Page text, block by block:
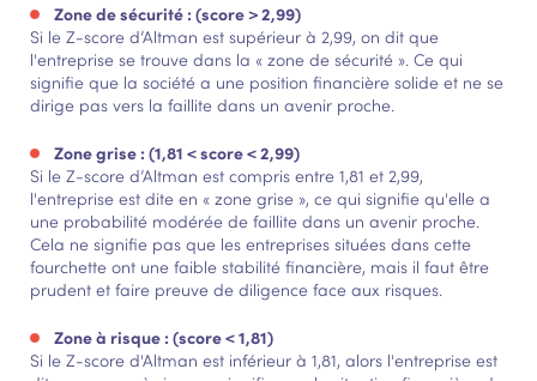
Zone de sécurité : (score > 2,99)
Si le Z-score d’Altman est supérieur à 2,99, on dit que
l'entreprise se trouve dans la « zone de sécurité ». Ce qui
signifie que la société a une position financière solide et ne se
dirige pas vers la faillite dans un avenir proche.
Zone grise : (1,81 < score < 2,99)
Si le Z-score d’Altman est compris entre 1,81 et 2,99,
l'entreprise est dite en « zone grise », ce qui signifie qu'elle a
une probabilité modérée de faillite dans un avenir proche.
Cela ne signifie pas que les entreprises situées dans cette
fourchette ont une faible stabilité financière, mais il faut être
prudent et faire preuve de diligence face aux risques.
Zone à risque : (score < 1,81)
Si le Z-score d'Altman est inférieur à 1,81, alors l'entreprise est